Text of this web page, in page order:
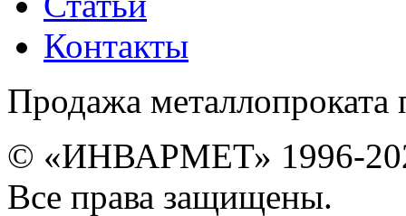
Контакты
Продажа металлопроката
© «ИНВАРМЕТ» 1996-
Все права защищены.